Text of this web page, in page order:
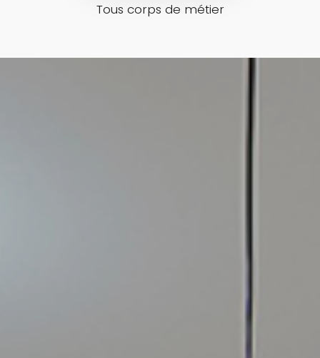
Tous corps de métier